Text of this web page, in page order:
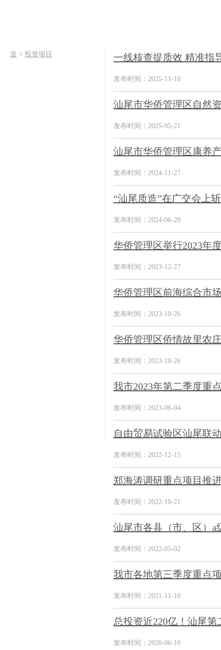
道 > 投资项目 一线核查提质效 精准
发布时间：2025-11-10
汕尾市华侨管理区自然
发布时间：2025-05-21
汕尾市华侨管理区康养
发布时间：2024-11-27
“汕尾质造”在广交会上
发布时间：2024-06-20
华侨管理区举行2023年
发布时间：2023-12-27
华侨管理区前海综合市
发布时间：2023-10-26
华侨管理区侨情故里农
发布时间：2023-10-26
我市2023年第二季度重
发布时间：2023-06-04
自由贸易试验区汕尾联
发布时间：2022-12-15
郑海涛调研重点项目推
发布时间：2022-10-21
汕尾市各县（市、区）a
发布时间：2022-05-02
我市各地第三季度重点
发布时间：2021-11-10
总投资近220亿！汕尾
发布时间：2020-06-10